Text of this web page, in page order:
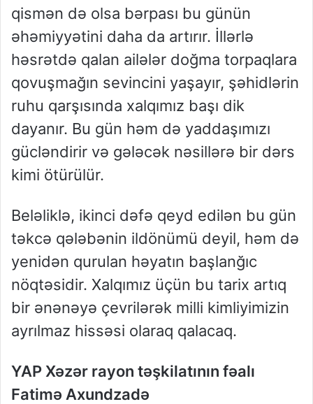
qismən də olsa bərpası bu günün
əhəmiyyətini daha da artırır. İllərlə
həsrətdə qalan ailələr doğma torpaqlara
qovuşmağın sevincini yaşayır, şəhidlərin
ruhu qarşısında xalqımız başı dik
dayanır. Bu gün həm də yaddaşımızı
gücləndirir və gələcək nəsillərə bir dərs
kimi ötürülür.
Beləliklə, ikinci dəfə qeyd edilən bu gün
təkcə qələbənin ildönümü deyil, həm də
yenidən qurulan həyatın başlanğıc
nöqtəsidir. Xalqımız üçün bu tarix artıq
bir ənənəyə çevrilərək milli kimliyimizin
ayrılmaz hissəsi olaraq qalacaq.
YAP Xəzər rayon təşkilatının fəalı
Fatimə Axundzadə